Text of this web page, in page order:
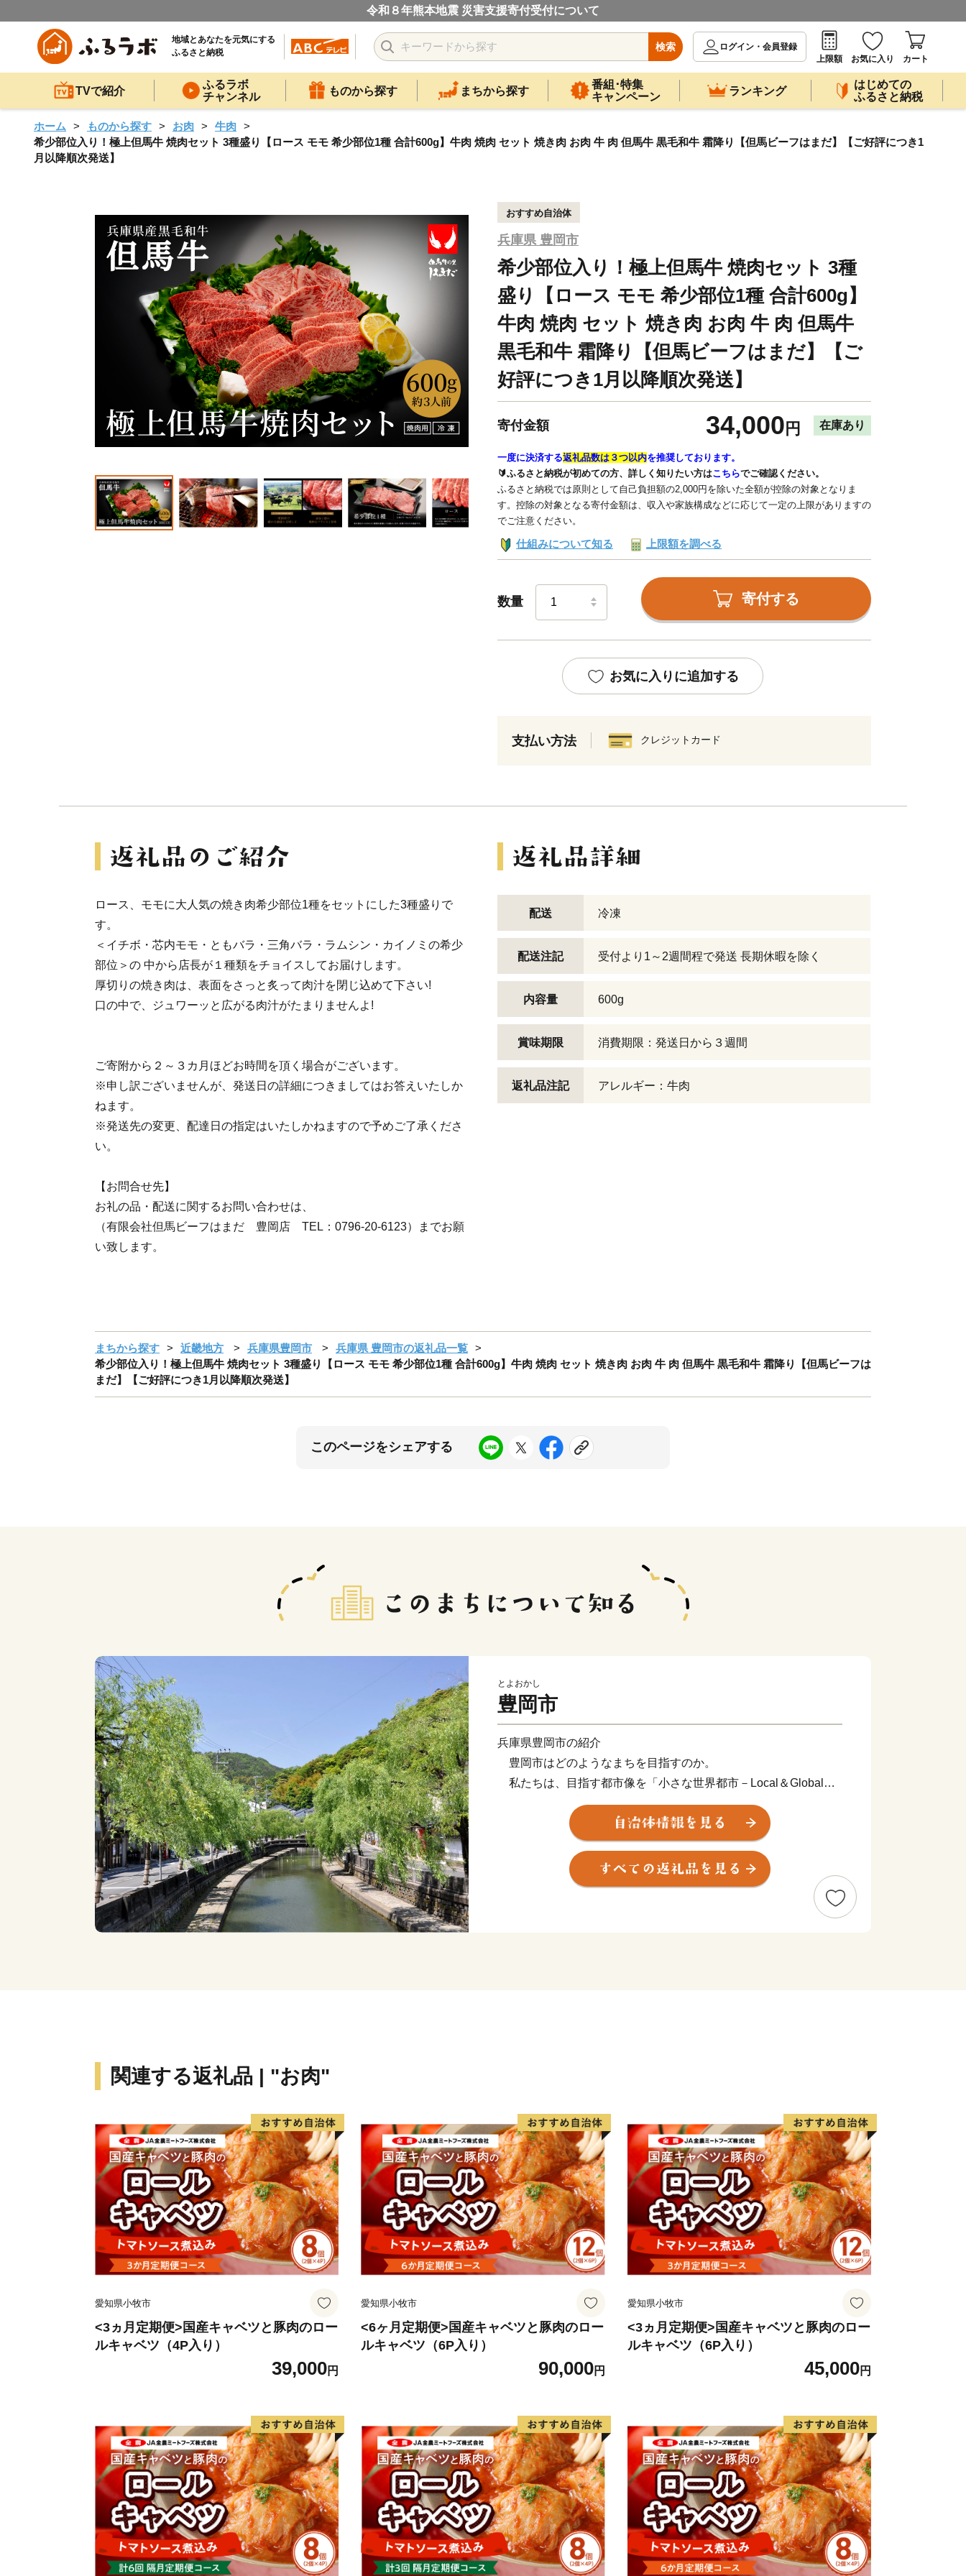
令和８年熊本地震 災害支援寄付受付について
地域とあなたを元気にする
ふるさと納税
検索
ログイン・会員登録
上限額
お気に入り カート
TVで紹介
ふるラボ
チャンネル
ものから探す まちから探す
番組･特集
キャンペーン
ランキング
はじめての
ふるさと納税
ホーム ものから探す お肉
牛肉
希少部位入り！極上但馬牛 焼肉セット 3種盛り【ロース モモ 希少部位1種 合計600g】牛肉 焼肉 セット 焼き肉 お肉 牛 肉 但馬牛 黒毛和牛 霜降り【但馬ビーフはまだ】【ご好評につき1
月以降順次発送】
おすすめ自治体
兵庫県 豊岡市
希少部位入り！極上但馬牛 焼肉セット 3種
盛り【ロース モモ 希少部位1種 合計600g】
牛肉 焼肉 セット 焼き肉 お肉 牛 肉 但馬牛
黒毛和牛 霜降り【但馬ビーフはまだ】【ご
好評につき1月以降順次発送】
寄付金額 34,000 円 在庫あり
一度に決済する返礼品数は３つ以内を推奨しております。
🔰ふるさと納税が初めての方、詳しく知りたい方はこちらでご確認ください。
ふるさと納税では原則として自己負担額の2,000円を除いた全額が控除の対象となりま
す。控除の対象となる寄付金額は、収入や家族構成などに応じて一定の上限がありますの
でご注意ください。
仕組みについて知る 上限額を調べる
数量 寄付する
お気に入りに追加する
支払い方法 クレジットカード
ロース、モモに大人気の焼き肉希少部位1種をセットにした3種盛りで
す。
＜イチボ・芯内モモ・ともバラ・三角バラ・ラムシン・カイノミの希少
部位＞の 中から店長が１種類をチョイスしてお届けします。
厚切りの焼き肉は、表面をさっと炙って肉汁を閉じ込めて下さい!
口の中で、ジュワーッと広がる肉汁がたまりませんよ!
ご寄附から２～３カ月ほどお時間を頂く場合がございます。
※申し訳ございませんが、発送日の詳細につきましてはお答えいたしか
ねます。
※発送先の変更、配達日の指定はいたしかねますので予めご了承くださ
い。
【お問合せ先】
お礼の品・配送に関するお問い合わせは、
（有限会社但馬ビーフはまだ 豊岡店 TEL：0796-20-6123）までお願
い致します。
配送 冷凍
配送注記 受付より1～2週間程で発送 長期休暇を除く
内容量 600g
賞味期限 消費期限：発送日から３週間
返礼品注記 アレルギー：牛肉
まちから探す 近畿地方 兵庫県豊岡市
兵庫県 豊岡市の返礼品一覧
希少部位入り！極上但馬牛 焼肉セット 3種盛り【ロース モモ 希少部位1種 合計600g】牛肉 焼肉 セット 焼き肉 お肉 牛 肉 但馬牛 黒毛和牛 霜降り【但馬ビーフは
まだ】【ご好評につき1月以降順次発送】
このページをシェアする
とよおかし
豊岡市
兵庫県豊岡市の紹介
豊岡市はどのようなまちを目指すのか。
私たちは、目指す都市像を「小さな世界都市－Local＆Global
City－」と定めました。「小さな」を「Local」と訳しています。
豊岡というローカルに深く根ざしながら、世界で輝き「小さくて
もいいのだ」という堂々とした態度のまちを創ろうということで
豊岡が小さな世界都市となるためには、６つの条件が必要である
これらの状態を達成すれば、豊岡は世界で輝くことができるはず
です。
私たちは、みんなの力を合せて目指す都市像に向かっていきま
す。
豊岡市長
関連する返礼品 | "お肉"
愛知県小牧市
<3ヵ月定期便>国産キャベツと豚肉のロー
ルキャベツ（4P入り）
39,000円
愛知県小牧市
<6ヶ月定期便>国産キャベツと豚肉のロー
ルキャベツ（6P入り）
90,000円
愛知県小牧市
<3ヵ月定期便>国産キャベツと豚肉のロー
ルキャベツ（6P入り）
45,000円